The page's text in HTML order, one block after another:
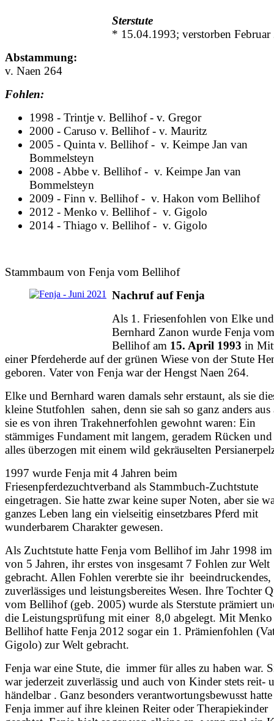
Sterstute
* 15.04.1993; verstorben Februar
Abstammung:
v. Naen 264
Fohlen:
1998 - Trintje v. Bellihof - v. Gregor
2000 - Caruso v. Bellihof - v. Mauritz
2005 - Quinta v. Bellihof- v. Keimpe Jan van
Bommelsteyn
2008 - Abbe v. Bellihof- v. Keimpe Jan van
Bommelsteyn
2009 - Finn v. Bellihof - v. Hakon vom Bellihof
2012 - Menko v. Bellihof - v. Gigolo
2014 - Thiago v. Bellihof- v. Gigolo
Stammbaum von Fenja vom Bellihof
Nachruf auf Fenja
Als 1. Friesenfohlen von Elke und
Bernhard Zanon wurde Fenja vom
Bellihof am 15. April 1993 in
einer Pferdeherde auf der grünen Wiese von der Stute
geboren. Vater von Fenja war der Hengst Naen 264.
Elke und Bernhard waren damals sehr erstaunt, als sie
kleine Stutfohlen sahen, denn sie sah so ganz anders aus
sie es von ihren Trakehnerfohlen gewohnt waren: Ein
stämmiges Fundament mit langem, geradem Rücken und
alles überzogen mit einem wild gekräuselten
1997 wurde Fenja mit 4 Jahren beim
Friesenpferdezuchtverband als Stammbuch-Zuchtstute
eingetragen. Sie hatte zwar keine super Noten, aber sie
ganzes Leben lang ein vielseitig einsetzbares Pferd mit
wunderbarem Charakter gewesen.
Als Zuchtstute hatte Fenja vom Bellihof im Jahr 1998
von 5 Jahren, ihr erstes von insgesamt 7 Fohlen zur Welt
gebracht. Allen Fohlen vererbte sie ihr beeindruckendes,
zuverlässiges und leistungsbereites Wesen. Ihre Tochter
vom Bellihof (geb. 2005) wurde als Sterstute prämiert
die Leistungsprüfung mit einer 8,0 abgelegt. Mit
Bellihof hatte Fenja 2012 sogar ein 1. Prämienfohlen
Gigolo) zur Welt gebracht.
Fenja war eine Stute, die immer für alles zu haben war.
war jederzeit zuverlässig und auch von Kinder stets reit-
händelbar . Ganz besonders verantwortungsbewusst hatte
Fenja immer auf ihre kleinen Reiter oder Therapiekinder